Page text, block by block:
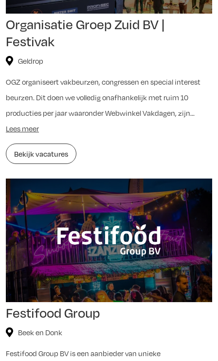
Organisatie Groep Zuid BV |
Festivak
Geldrop
OGZ organiseert vakbeurzen, congressen en special interest
beurzen. Dit doen we volledig onafhankelijk met ruim 10
producties per jaar waaronder Webwinkel Vakdagen, zijn...
Lees meer
Bekijk vacatures
Festifood Group
Beek en Donk
Festifood Group BV is een aanbieder van unieke